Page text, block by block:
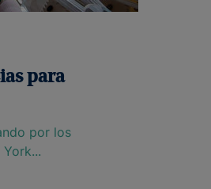
para
por los